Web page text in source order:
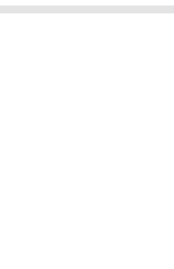
llegando a Rafael Obligado en